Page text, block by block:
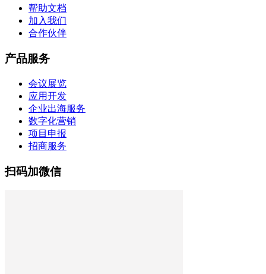
帮助文档
加入我们
合作伙伴
产品服务
会议展览
应用开发
企业出海服务
数字化营销
项目申报
招商服务
扫码加微信